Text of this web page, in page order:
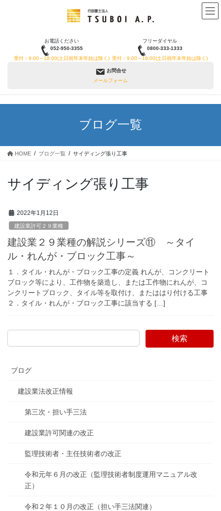
お電話ください
052-950-3355
受付：9:00～18:00(土日祝年末年始は除く)
フリーダイヤル
0800-333-1333
受付：9:00～18:00(土日祝年末年始は除く)
お問合せ
メールフォーム
ブログ一覧
HOME ブログ一覧 サイディング張り工事
サイディング張り工事
2022年1月12日
建設業許可２９業種
建設業２９業種の解説シリーズ⑪ ～タイ
ル・れんが・ブロック工事～
１．タイル・れんが・ブロック工事の定義 れんが、コンクリート
ブロック等により、工作物を築造し、または工作物にれんが、コ
ンクリートブロック、タイル等を取付け、またははり付ける工事
２．タイル・れんが・ブロック工事に該当する […]
検索
ブログ
建設業法改正情報
第三次・担い手三法
建設業許可関連の改正
監理技術者・主任技術者の改正
令和元年６月の改正（監理技術者制度運用マニュアル改
正）
令和２年１０月の改正（担い手三法関連）